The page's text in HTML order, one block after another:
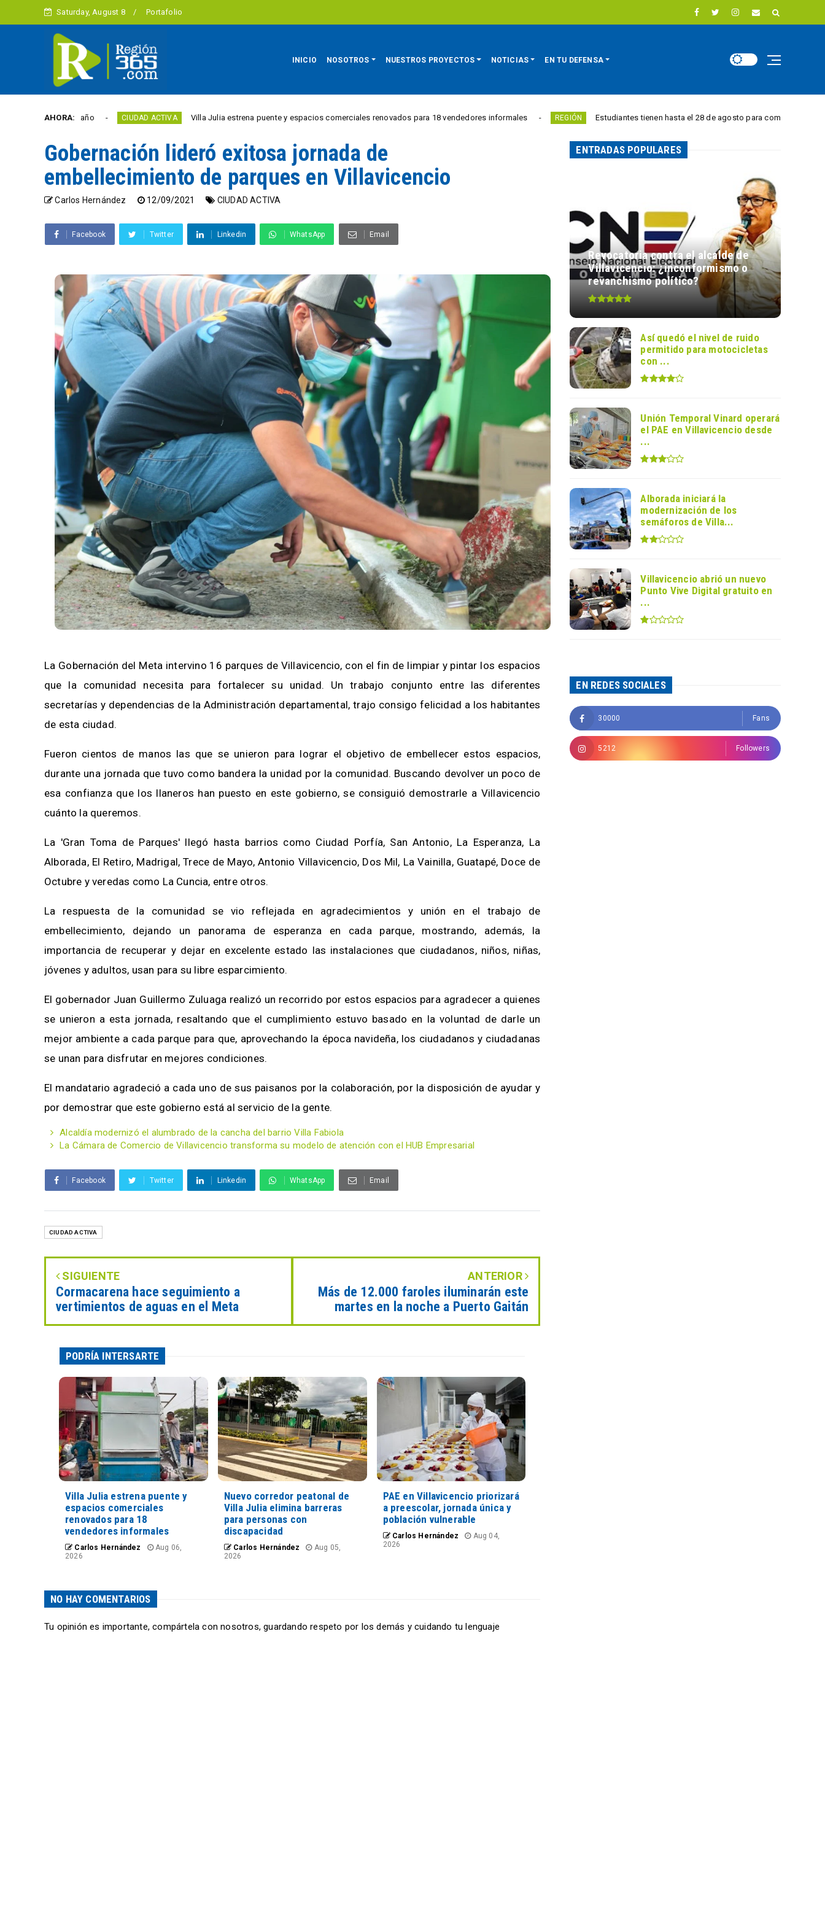
Saturday, August 8 Portafolio
INICIO NOSOTROS NUESTROS PROYECTOS NOTICIAS EN TU DEFENSA
AHORA:CIUDAD ACTIVA Villa Julia estrena puente y espacios comerciales renovados para 18 vendedores informales REGIÓN Estudiantes tienen hasta el 28 de agosto para competir por 10.000 euros en
Gobernación lideró exitosa jornada de
embellecimiento de parques en Villavicencio
Carlos Hernández 12/09/2021 CIUDAD ACTIVA
Facebook Twitter Linkedin WhatsApp Email
La Gobernación del Meta intervino 16 parques de Villavicencio, con el fin de limpiar y pintar los espacios
que la comunidad necesita para fortalecer su unidad. Un trabajo conjunto entre las diferentes
secretarías y dependencias de la Administración departamental, trajo consigo felicidad a los habitantes
de esta ciudad.
Fueron cientos de manos las que se unieron para lograr el objetivo de embellecer estos espacios,
durante una jornada que tuvo como bandera la unidad por la comunidad. Buscando devolver un poco de
esa confianza que los llaneros han puesto en este gobierno, se consiguió demostrarle a Villavicencio
cuánto la queremos.
La 'Gran Toma de Parques' llegó hasta barrios como Ciudad Porfía, San Antonio, La Esperanza, La
Alborada, El Retiro, Madrigal, Trece de Mayo, Antonio Villavicencio, Dos Mil, La Vainilla, Guatapé, Doce de
Octubre y veredas como La Cuncia, entre otros.
La respuesta de la comunidad se vio reflejada en agradecimientos y unión en el trabajo de
embellecimiento, dejando un panorama de esperanza en cada parque, mostrando, además, la
importancia de recuperar y dejar en excelente estado las instalaciones que ciudadanos, niños, niñas,
jóvenes y adultos, usan para su libre esparcimiento.
El gobernador Juan Guillermo Zuluaga realizó un recorrido por estos espacios para agradecer a quienes
se unieron a esta jornada, resaltando que el cumplimiento estuvo basado en la voluntad de darle un
mejor ambiente a cada parque para que, aprovechando la época navideña, los ciudadanos y ciudadanas
se unan para disfrutar en mejores condiciones.
El mandatario agradeció a cada uno de sus paisanos por la colaboración, por la disposición de ayudar y
por demostrar que este gobierno está al servicio de la gente.
Alcaldía modernizó el alumbrado de la cancha del barrio Villa Fabiola
La Cámara de Comercio de Villavicencio transforma su modelo de atención con el HUB Empresarial
Facebook Twitter Linkedin WhatsApp Email
CIUDAD ACTIVA
SIGUIENTE
Cormacarena hace seguimiento a
vertimientos de aguas en el Meta
ANTERIOR
Más de 12.000 faroles iluminarán este
martes en la noche a Puerto Gaitán
PODRÍA INTERSARTE
Villa Julia estrena puente y
espacios comerciales
renovados para 18
vendedores informales
Carlos Hernández
Aug 06,
2026
Nuevo corredor peatonal de
Villa Julia elimina barreras
para personas con
discapacidad
Carlos Hernández
Aug 05,
2026
PAE en Villavicencio priorizará
a preescolar, jornada única y
población vulnerable
Carlos Hernández
Aug 04,
2026
NO HAY COMENTARIOS
Tu opinión es importante, compártela con nosotros, guardando respeto por los demás y cuidando tu lenguaje
ENTRADAS POPULARES
Revocatoria contra el alcalde de
Villavicencio: ¿inconformismo o
revanchismo político?
Así quedó el nivel de ruido
permitido para motocicletas
con ...
Unión Temporal Vinard operará
el PAE en Villavicencio desde
...
Alborada iniciará la
modernización de los
semáforos de Villa...
Villavicencio abrió un nuevo
Punto Vive Digital gratuito en
...
EN REDES SOCIALES
30000 Fans
5212 Followers